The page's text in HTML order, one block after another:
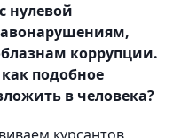
нулевой
коррупции.
подобное
в человека?